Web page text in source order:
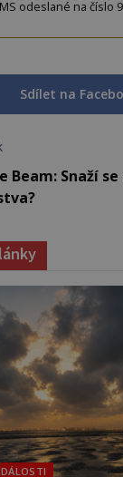
odeslané na číslo
Sdílet na
Beam: Snaží